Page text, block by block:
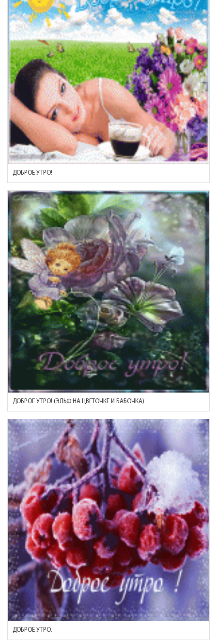
ДОБРОЕ УТРО!
ДОБРОЕ УТРО! (ЭЛЬФ НА ЦВЕТОЧКЕ И БАБОЧКА)
ДОБРОЕ УТРО.